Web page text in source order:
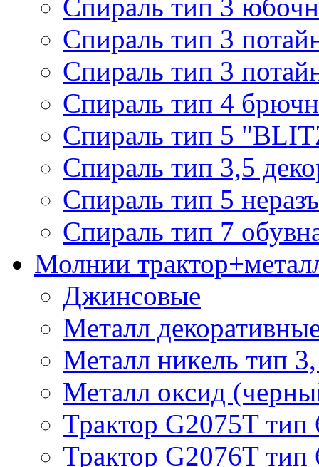
Спираль тип 3
Спираль тип 3
Спираль тип 3
Спираль тип 4
Спираль тип 5
Спираль тип 3,5
Спираль тип 5
Спираль тип 7
Молнии
Джинсовые
Металл
Металл никель тип
Металл оксид
Трактор G2075T тип
Трактор G2076T тип